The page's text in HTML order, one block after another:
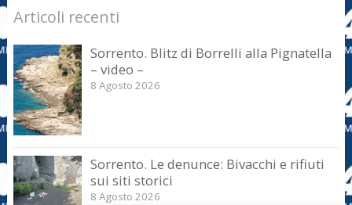
Articoli recenti
Sorrento. Blitz di Borrelli alla Pignatella
– video –
8 Agosto 2026
Sorrento. Le denunce: Bivacchi e rifiuti
sui siti storici
8 Agosto 2026